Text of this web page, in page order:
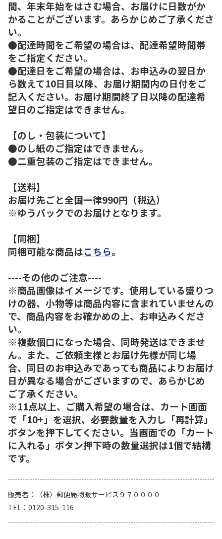
間、年末年始をはさむ場合、お届けに日数がか
かることがございます。あらかじめご了承くださ
い。
●配達時間をご希望の場合は、配達希望時間帯
をご指定ください。
●配達日をご希望の場合は、お申込みの翌日か
ら数えて10日目以降、お届け期間内の日付をご
記入ください。お届け期間終了日以降の配達希
望日のご指定はできません。
【のし・包装について】
●のし紙のご指定はできません。
●二重包装のご指定はできません。
【送料】
お届け先ごと全国一律990円（税込）
※ゆうパックでのお届けとなります。
【同梱】
同梱可能な商品はこちら。
----その他のご注意----
※商品画像はイメージです。使用している盛りつ
けの器、小物等は商品内容に含まれていませんの
で、商品内容をお確かめの上、お申込みくださ
い。
※複数個口になった場合、同時発送はできませ
ん。また、ご依頼主様とお届け先様が同じ場
合、同日のお申込みであっても商品によりお届け
日が異なる場合がございますので、あらかじめ
ご了承ください。
※11点以上、ご購入希望の場合は、カート画面
で「10+」を選択、必要数量を入力し「再計算」
ボタンを押下してください。当画面での「カート
に入れる」ボタン押下時の数量選択は1個で結構
です。
販売者
（株）郵便局物販サービス９７００００
TEL
0120-315-116